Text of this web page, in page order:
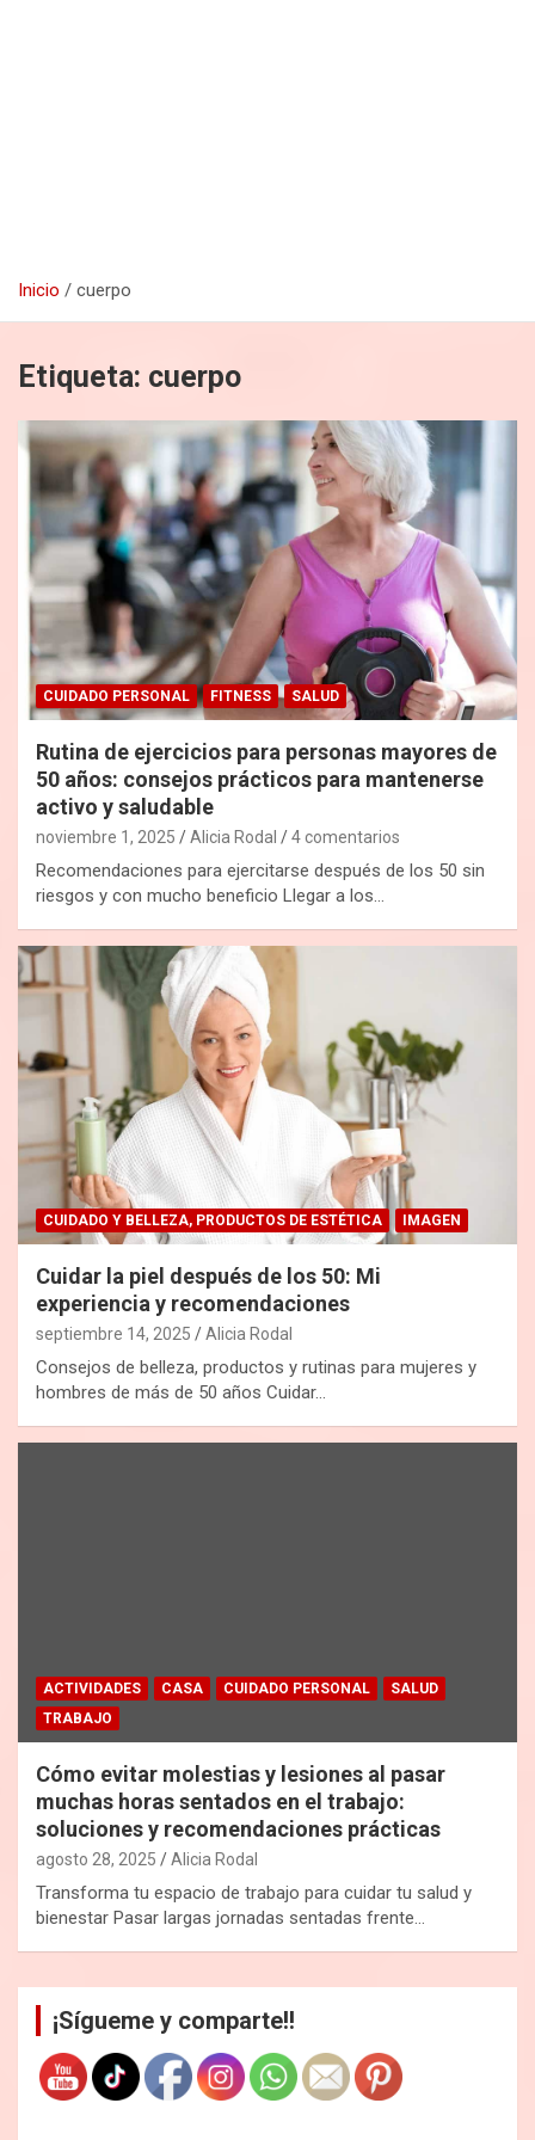
Inicio cuerpo
Etiqueta: cuerpo
CUIDADO PERSONAL FITNESS SALUD
Rutina de ejercicios para personas mayores de
50 años: consejos prácticos para mantenerse
activo y saludable
noviembre 1, 2025 Alicia Rodal 4 comentarios
Recomendaciones para ejercitarse después de los 50 sin
riesgos y con mucho beneficio Llegar a los…
CUIDADO Y BELLEZA, PRODUCTOS DE ESTÉTICA IMAGEN
Cuidar la piel después de los 50: Mi
experiencia y recomendaciones
septiembre 14, 2025 Alicia Rodal
Consejos de belleza, productos y rutinas para mujeres y
hombres de más de 50 años Cuidar…
ACTIVIDADES CASA CUIDADO PERSONAL
SALUD
TRABAJO
Cómo evitar molestias y lesiones al pasar
muchas horas sentados en el trabajo:
soluciones y recomendaciones prácticas
agosto 28, 2025 Alicia Rodal
Transforma tu espacio de trabajo para cuidar tu salud y
bienestar Pasar largas jornadas sentadas frente…
¡Sígueme y comparte!!